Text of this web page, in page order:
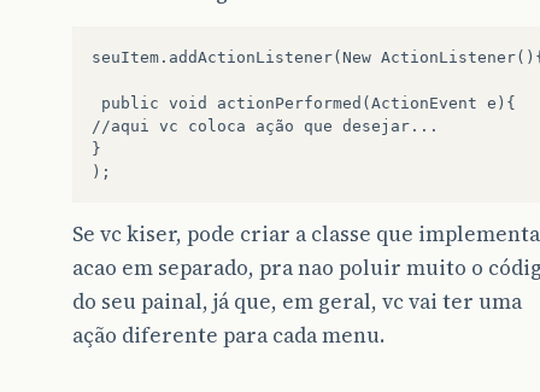
seuItem.addActionListener(New
public void actionPerformed(ActionEvent e){
//aqui vc coloca ação que desejar...
}
Se vc kiser, pode criar a classe que
acao em separado, pra nao poluir muito o
do seu painal, já que, em geral, vc vai ter uma
ação diferente para cada menu.